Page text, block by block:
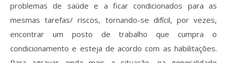
problemas de saúde e a ficar condicionados para as
mesmas tarefas/ riscos, tornando-se difícil, por vezes,
encontrar um posto de trabalho que cumpra o
condicionamento e esteja de acordo com as habilitações.